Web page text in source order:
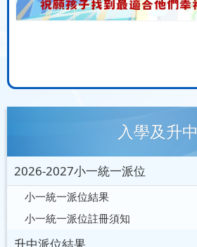
入學及升中
2026-2027小一統一派位
小一統一派位結果
小一統一派位註冊須知